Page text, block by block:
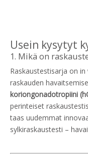
Usein kysytyt
1. Mikä on
Raskaustestisarja on
raskauden
koriongonadotropiini
perinteiset
taas uudemmat
sylkiraskaustesti –